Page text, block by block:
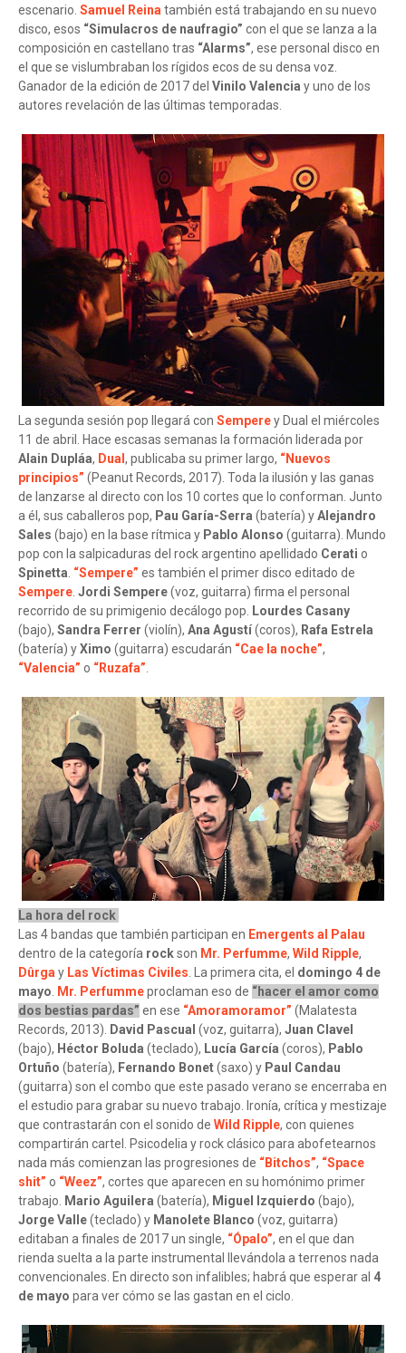
escenario. Samuel Reinatambién está trabajando en su nuevo
disco, esos “Simulacros de naufragio” con el que se lanza a la
composición en castellano tras “Alarms”, ese personal disco en
el que se vislumbraban los rígidos ecos de su densa voz.
Ganador de la edición de 2017 del Vinilo Valencia y uno de los
autores revelación de las últimas temporadas.
La segunda sesión pop llegará con Semperey Dual el miércoles
11 de abril. Hace escasas semanas la formación liderada por
Alain Dupláa, Dual , publicaba su primer largo, “Nuevos
principios” (Peanut Records, 2017). Toda la ilusión y las ganas
de lanzarse al directo con los 10 cortes que lo conforman. Junto
a él, sus caballeros pop, Pau Garía-Serra (batería) yAlejandro
Sales (bajo) en la base rítmica y Pablo Alonso (guitarra). Mundo
pop con la salpicaduras del rock argentino apellidado Cerati o
Spinetta. “Sempere” es también el primer disco editado de
Sempere. Jordi Sempere(voz, guitarra) firma el personal
recorrido de su primigenio decálogo pop. Lourdes Casany
(bajo), Sandra Ferrer (violín), Ana Agustí(coros), Rafa Estrela
(batería) yXimo (guitarra) escudarán “Cae la noche”,
“Valencia” o “Ruzafa”.
La hora del rock
Las 4 bandas que también participan en Emergents al Palau
dentro de la categoría rockson Mr. Perfumme, Wild Ripple,
Dûrgay Las Víctimas Civiles. La primera cita, el domingo 4 de
mayo. Mr. Perfummeproclaman eso de “hacer el amor como
dos bestias pardas” en ese “Amoramoramor” (Malatesta
Records, 2013). David Pascual (voz, guitarra), Juan Clavel
(bajo), Héctor Boluda (teclado), Lucía García (coros), Pablo
Ortuño (batería), Fernando Bonet(saxo) y Paul Candau
(guitarra) son el combo que este pasado verano se encerraba en
el estudio para grabar su nuevo trabajo. Ironía, crítica y mestizaje
que contrastarán con el sonido de Wild Ripple, con quienes
compartirán cartel. Psicodelia y rock clásico para abofetearnos
nada más comienzan las progresiones de “Bitchos”, “Space
shit” o “Weez”, cortes que aparecen en su homónimo primer
trabajo. Mario Aguilera (batería), Miguel Izquierdo (bajo),
Jorge Valle(teclado) y Manolete Blanco (voz, guitarra)
editaban a finales de 2017 un single, “Ópalo”, en el que dan
rienda suelta a la parte instrumental llevándola a terrenos nada
convencionales. En directo son infalibles; habrá que esperar al 4
de mayo para ver cómo se las gastan en el ciclo.